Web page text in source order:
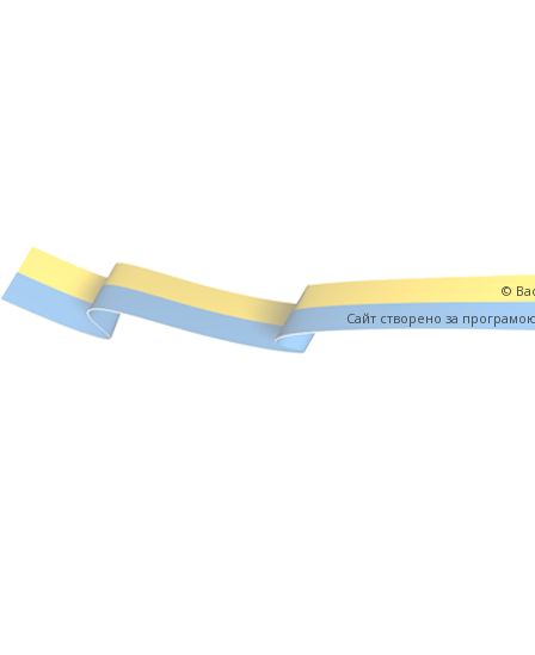
©
Cайт створено за